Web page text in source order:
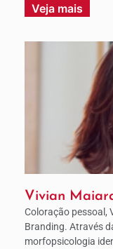
Veja mais
Vivian
Coloração pessoal,
Branding. Através
morfopsicologia